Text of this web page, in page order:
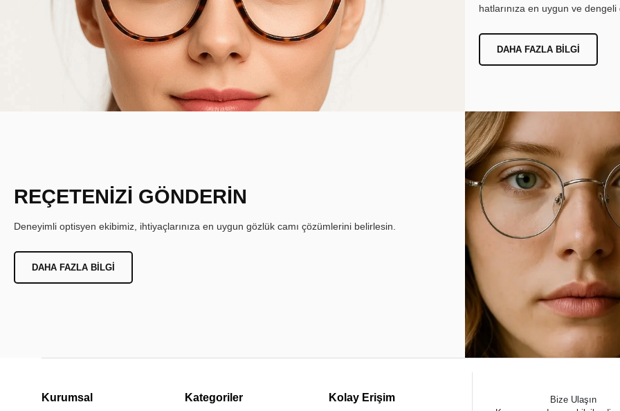
hatlarınıza en uygun ve
DAHA FAZLA BILGI
REÇETENİZİ GÖNDERİN
Deneyimli optisyen ekibimiz, ihtiyaçlarınıza en uygun gözlük camı çözümlerini belirlesin.
DAHA FAZLA BILGI
Kurumsal Kategoriler Kolay Erişim
Bize Ulaşın